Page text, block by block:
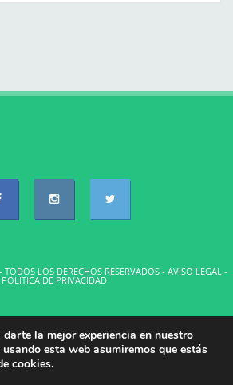
LOS DERECHOS RESERVADOS - AVISO LEGAL -
POLITICA DE PRIVACIDAD
la mejor experiencia en nuestro
esta web asumiremos que estás
cookies.